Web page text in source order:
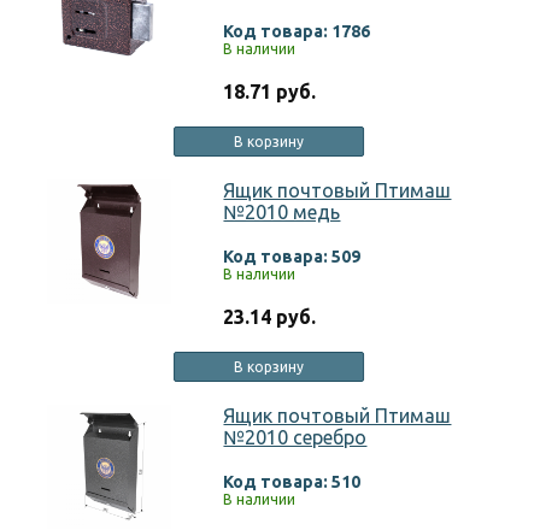
Код товара: 1786
В наличии
18.71 руб.
В корзину
Ящик почтовый Птимаш
№2010 медь
Код товара: 509
В наличии
23.14 руб.
В корзину
Ящик почтовый Птимаш
№2010 серебро
Код товара: 510
В наличии